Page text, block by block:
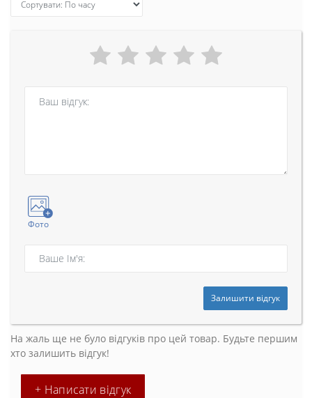
Фото
Залишити відгук
На жаль ще не було відгуків про цей товар. Будьте першим
хто залишить відгук!
+ Написати відгук